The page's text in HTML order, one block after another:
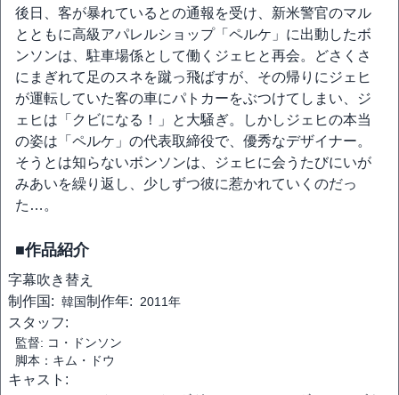
後日、客が暴れているとの通報を受け、新米警官のマル
とともに高級アパレルショップ「ペルケ」に出動したボ
ンソンは、駐車場係として働くジェヒと再会。どさくさ
にまぎれて足のスネを蹴っ飛ばすが、その帰りにジェヒ
が運転していた客の車にパトカーをぶつけてしまい、ジ
ェヒは「クビになる！」と大騒ぎ。しかしジェヒの本当
の姿は「ペルケ」の代表取締役で、優秀なデザイナー。
そうとは知らないボンソンは、ジェヒに会うたびにいが
みあいを繰り返し、少しずつ彼に惹かれていくのだっ
た…。
■作品紹介
字幕吹き替え
制作国: 韓国制作年: 2011年
スタッフ:
監督: コ・ドンソン
脚本：キム・ドウ
キャスト: